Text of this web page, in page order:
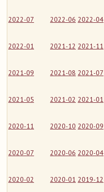
2022-07 2022-06 2022-04
2022-01 2021-12 2021-11
2021-09 2021-08 2021-07
2021-05 2021-02 2021-01
2020-11 2020-10 2020-09
2020-07 2020-06 2020-04
2020-02 2020-01 2019-12